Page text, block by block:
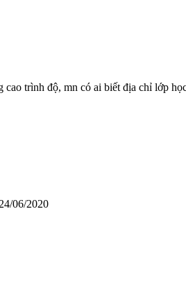
trình độ, mn có ai biết địa chỉ lớp
24/06/2020